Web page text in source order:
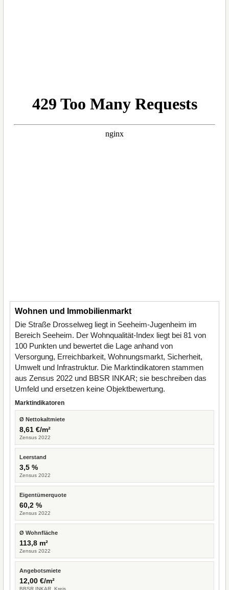
Wohnen und Immobilienmarkt
Die Straße Drosselweg liegt in Seeheim-Jugenheim im
Bereich Seeheim. Der Wohnqualität-Index liegt bei 81 von
100 Punkten und bewertet die Lage anhand von
Versorgung, Erreichbarkeit, Wohnungsmarkt, Sicherheit,
Umwelt und Infrastruktur. Die Marktindikatoren stammen
aus Zensus 2022 und BBSR INKAR; sie beschreiben das
Umfeld und ersetzen keine Objektbewertung.
Marktindikatoren
Ø Nettokaltmiete
8,61 €/m²
Zensus 2022
Leerstand
3,5 %
Zensus 2022
Eigentümerquote
60,2 %
Zensus 2022
Ø Wohnfläche
113,8 m²
Zensus 2022
Angebotsmiete
12,00 €/m²
BBSR INKAR, Kreis